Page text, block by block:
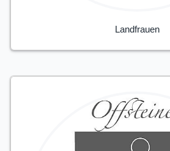
Landfrauen